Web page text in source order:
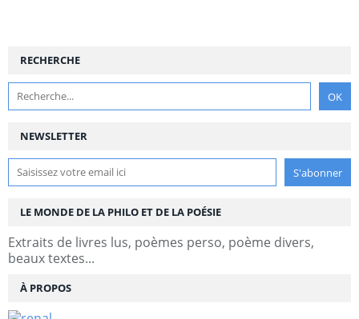
NEWSLETTER
RECHERCHE
LE MONDE DE LA PHILO ET DE LA POÉSIE
Extraits de livres lus, poèmes perso, poème divers,
beaux textes...
À PROPOS